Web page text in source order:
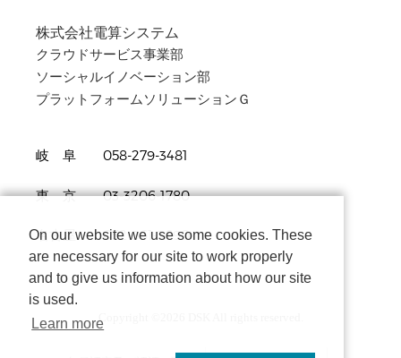
株式会社電算システム
クラウドサービス事業部
ソーシャルイノベーション部
プラットフォームソリューションＧ
岐 阜 058-279-3481
東 京 03-3206-1780
名古屋 052-961-3690
On our website we use some cookies. These
are necessary for our site to work properly
and to give us information about how our site
is used.
Learn more